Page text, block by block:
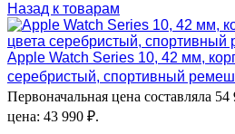
Назад к товарам
Apple Watch Series 10, 42 мм,
серебристый, спортивный
Первоначальная цена составляла 54
цена: 43 990 ₽.